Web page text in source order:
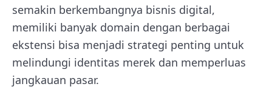
semakin berkembangnya bisnis digital,
memiliki banyak domain dengan berbagai
ekstensi bisa menjadi strategi penting untuk
melindungi identitas merek dan memperluas
jangkauan pasar.